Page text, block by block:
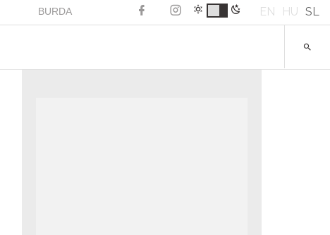
BURDA EN HU SL